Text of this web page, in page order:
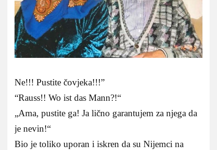
Ne!!! Pustite čovjeka!!!”
“Rauss!! Wo ist das Mann?!“
„Ama, pustite ga! Ja lično garantujem za njega da
je nevin!“
Bio je toliko uporan i iskren da su Nijemci na